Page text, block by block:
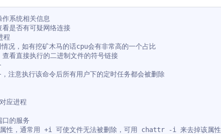
系统相关信息
否有可疑网络连接
程
况，如有挖矿木马的话cpu会有非常高的一个占比
接执行的二进制文件的符号链接
意执行该命令后所有用户下的定时任务都会被删除
进程
的服务
，通常用 +i 可使文件无法被删除，可用 chattr -i 来去掉该属性